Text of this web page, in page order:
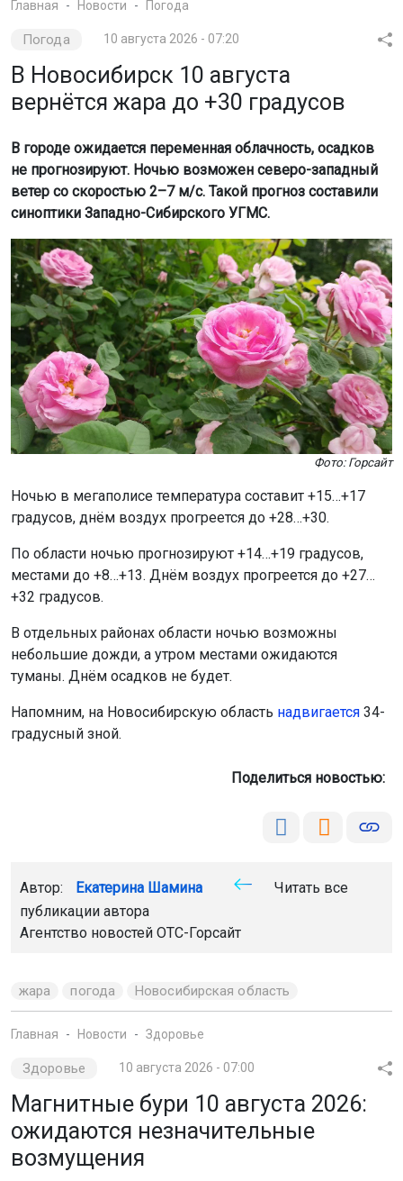
Главная Новости Погода
Погода 10 августа 2026 - 07:20
В Новосибирск 10 августа
вернётся жара до +30 градусов
В городе ожидается переменная облачность, осадков
не прогнозируют. Ночью возможен северо-западный
ветер со скоростью 2–7 м/с. Такой прогноз составили
синоптики Западно-Сибирского УГМС.
Фото: Горсайт
Ночью в мегаполисе температура составит +15…+17
градусов, днём воздух прогреется до +28…+30.
По области ночью прогнозируют +14…+19 градусов,
местами до +8…+13. Днём воздух прогреется до +27…
+32 градусов.
В отдельных районах области ночью возможны
небольшие дожди, а утром местами ожидаются
туманы. Днём осадков не будет.
Напомним, на Новосибирскую область надвигается 34-
градусный зной.
Поделиться новостью:
Автор: Екатерина Шамина
Читать все
публикации автора
Агентство новостей ОТС-Горсайт
жара погода Новосибирская область
Главная Новости Здоровье
Здоровье 10 августа 2026 - 07:00
Магнитные бури 10 августа 2026:
ожидаются незначительные
возмущения